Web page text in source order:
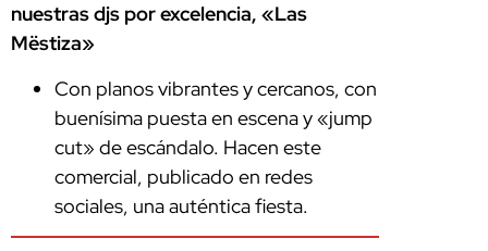
nuestras djs por excelencia, «Las
Mëstiza»
Con planos vibrantes y cercanos, con
buenísima puesta en escena y «jump
cut» de escándalo. Hacen este
comercial, publicado en redes
sociales, una auténtica fiesta.